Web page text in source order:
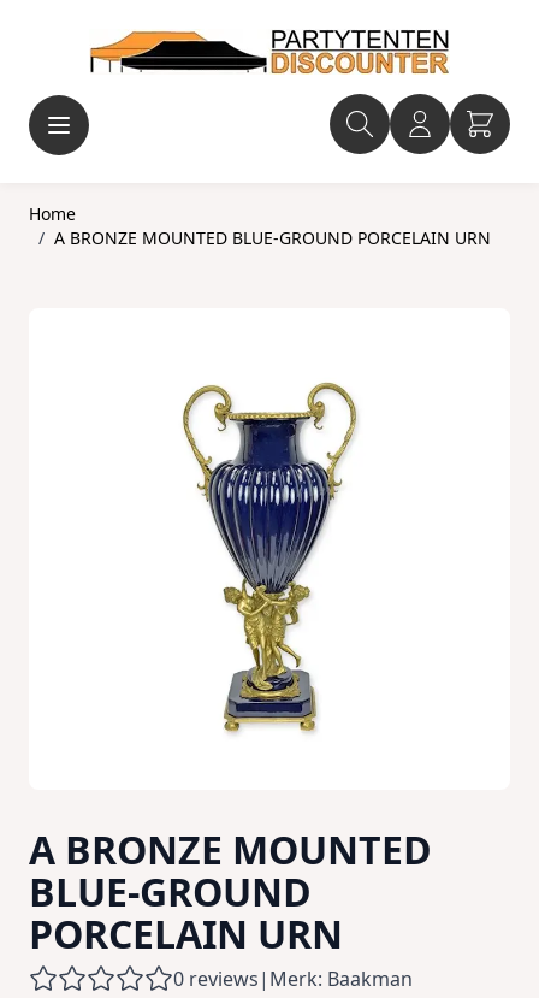
Home
/ A BRONZE MOUNTED BLUE-GROUND PORCELAIN URN
A BRONZE MOUNTED
BLUE-GROUND
PORCELAIN URN
0 reviews| Merk: Baakman